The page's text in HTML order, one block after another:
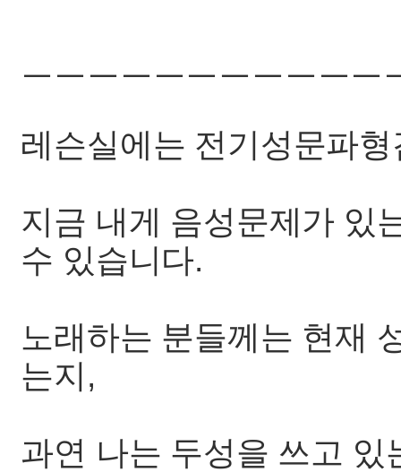
ㅡㅡㅡㅡㅡㅡㅡㅡㅡㅡㅡ
레슨실에는 전기성문파
지금 내게 음성문제가 있
수 있습니다.
노래하는 분들께는 현재
는지,
과연 나는 두성을 쓰고